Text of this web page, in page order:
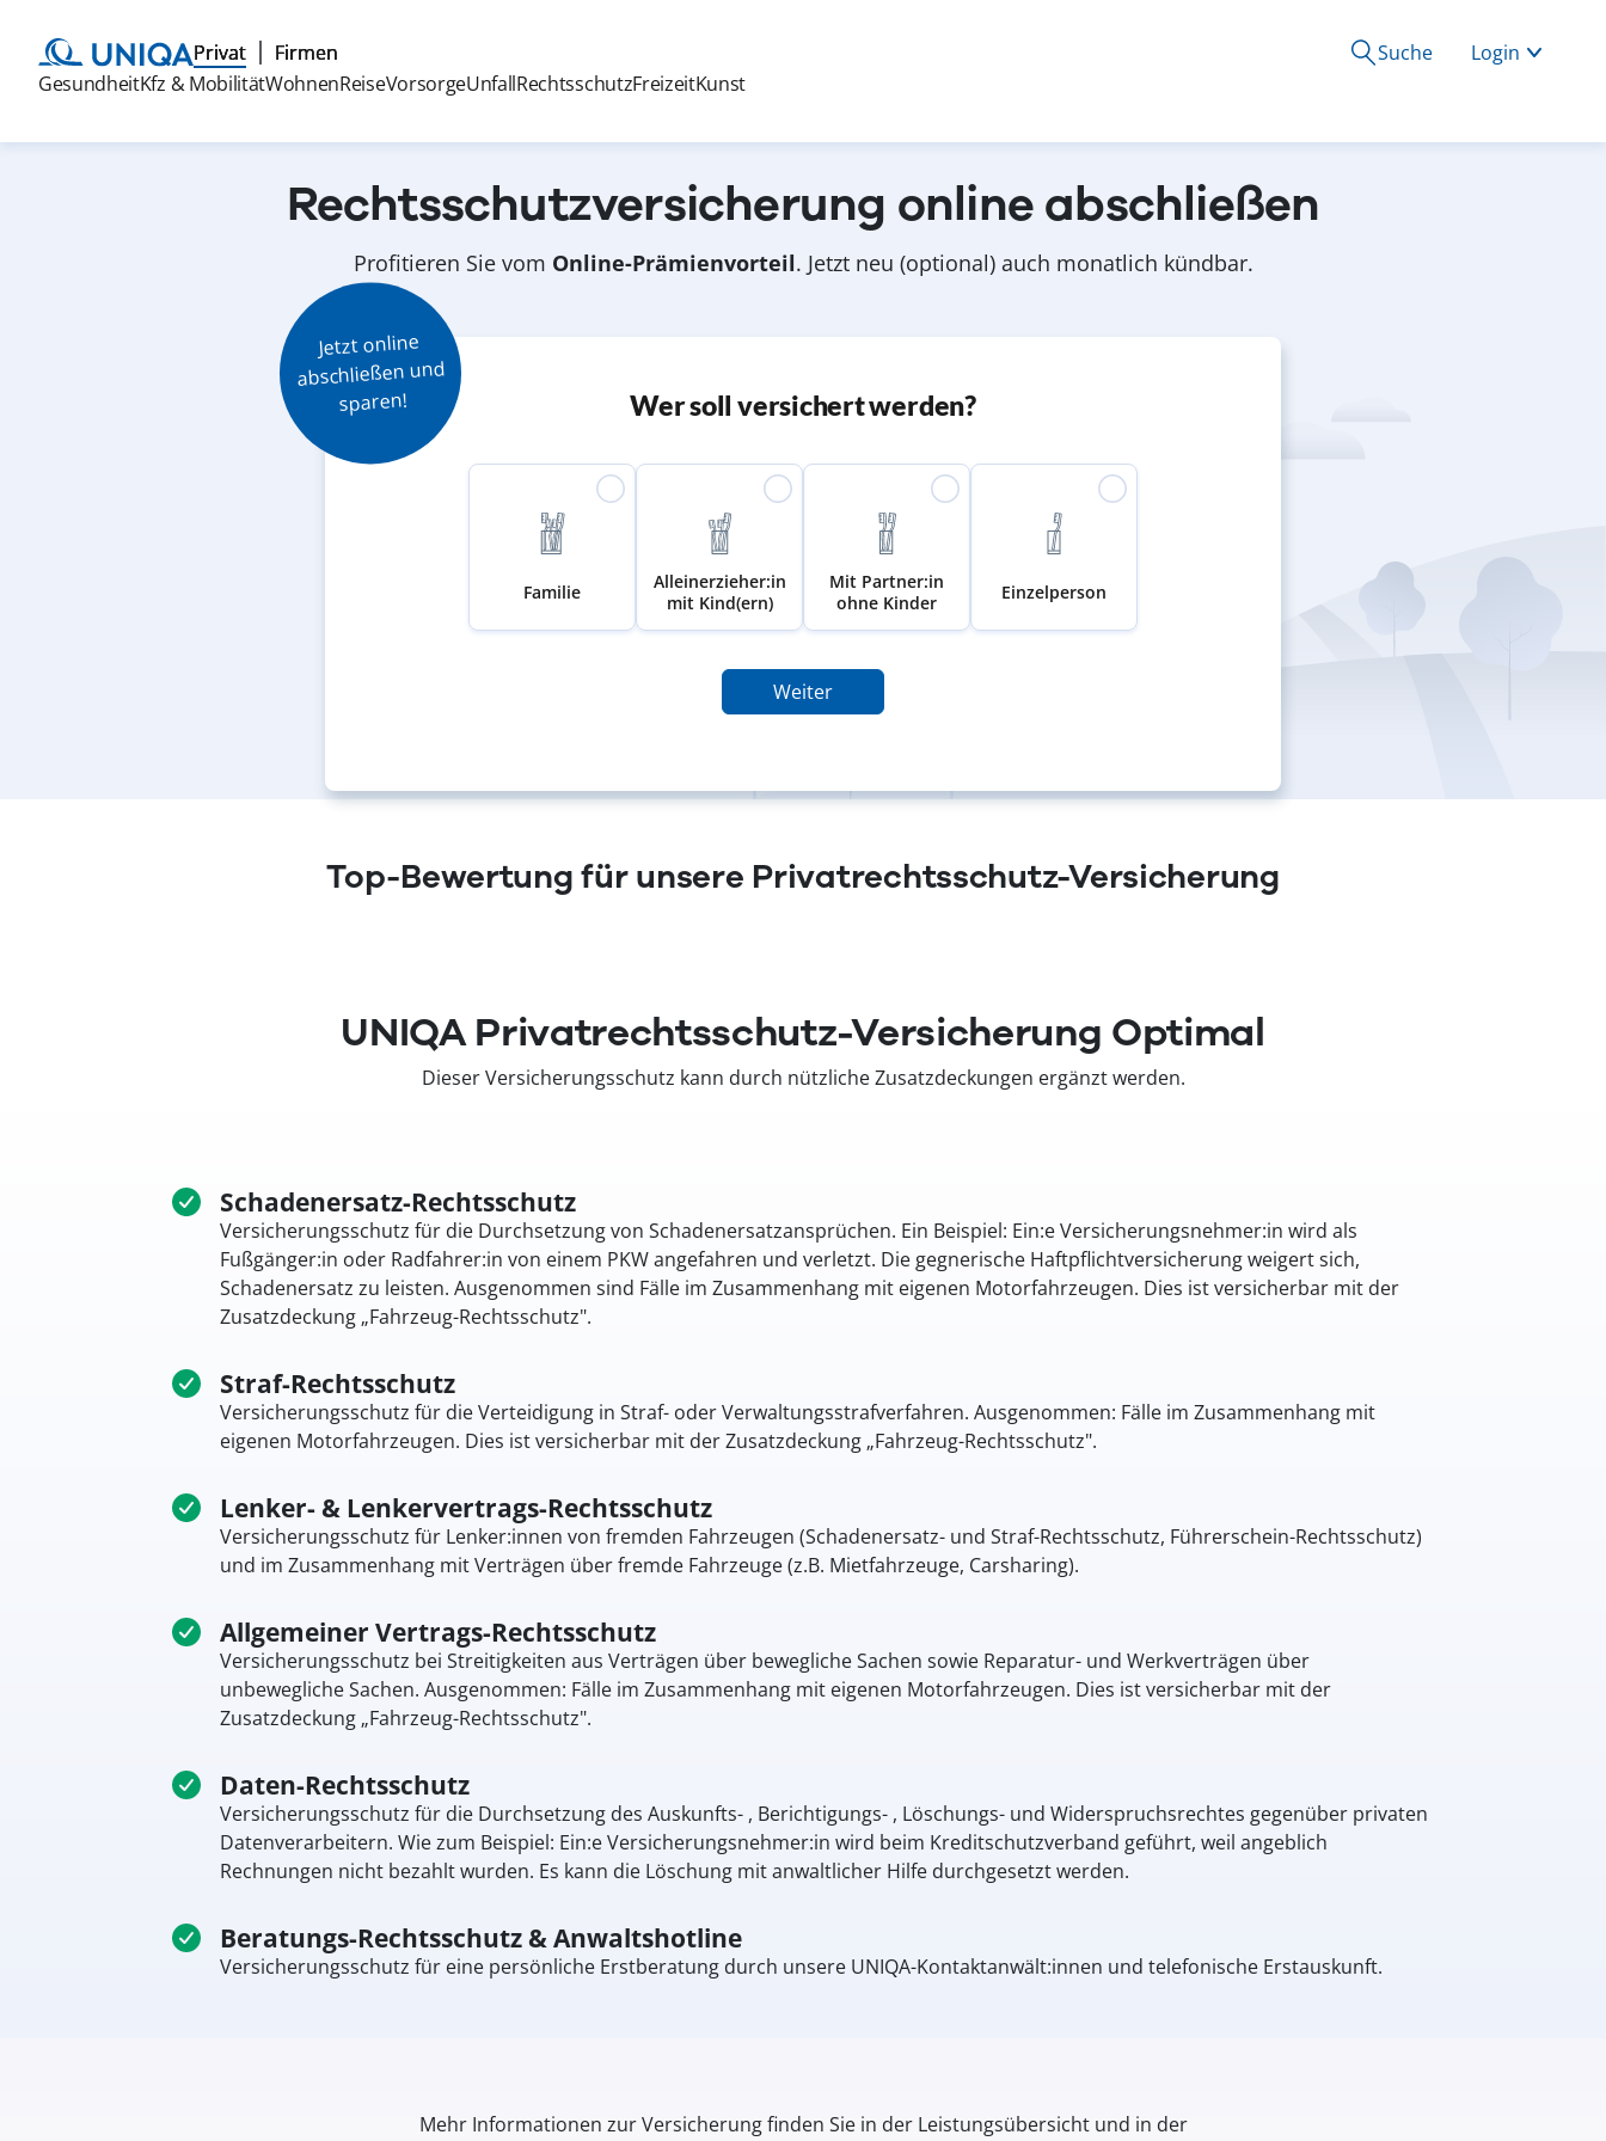
Privat Firmen Suche
Login
GesundheitKfz & MobilitätWohnenReiseVorsorgeUnfallRechtsschutzFreizeitKunst
Rechtsschutzversicherung online abschließen
Profitieren Sie vom Online-Prämienvorteil. Jetzt neu (optional) auch monatlich kündbar.
Jetzt online
abschließen und
sparen! Wer soll versichert werden?
Familie
Alleinerzieher:in
mit Kind(ern)
Mit Partner:in
ohne Kinder
Einzelperson
Weiter
Top-Bewertung für unsere Privatrechtsschutz-Versicherung
UNIQA Privatrechtsschutz-Versicherung Optimal
Dieser Versicherungsschutz kann durch nützliche Zusatzdeckungen ergänzt werden.
Schadenersatz-Rechtsschutz
Versicherungsschutz für die Durchsetzung von Schadenersatzansprüchen. Ein Beispiel: ­Ein:e Versicherungsnehmer:in wird als
Fußgänger:in oder Radfahrer:in von einem PKW angefahren und verletzt. Die gegnerische Haftpflichtversicherung weigert sich,
Schadenersatz zu leisten. Ausgenommen sind Fälle im Zusammenhang mit eigenen Motorfahrzeugen. Dies ist versicherbar mit der
Zusatzdeckung „Fahrzeug-Rechtsschutz".
Straf-Rechtsschutz
Versicherungsschutz für die Verteidigung in Straf- oder Verwaltungsstrafverfahren. Ausgenommen: Fälle im Zusammenhang mit
eigenen Motorfahrzeugen. Dies ist versicherbar mit der Zusatzdeckung „Fahrzeug-Rechtsschutz".
Lenker- & Lenkervertrags-Rechtsschutz
Versicherungsschutz für Lenker:innen von fremden Fahrzeugen (Schadenersatz- und Straf-Rechtsschutz, Führerschein-Rechtsschutz)
und im Zusammenhang mit Verträgen über fremde Fahrzeuge (z.B. Mietfahrzeuge, Carsharing).
Allgemeiner Vertrags-Rechtsschutz
Versicherungsschutz bei Streitigkeiten aus Verträgen über bewegliche Sachen sowie Reparatur- und Werkverträgen über
unbewegliche Sachen. Ausgenommen: Fälle im Zusammenhang mit eigenen Motorfahrzeugen. Dies ist versicherbar mit der
Zusatzdeckung „Fahrzeug-Rechtsschutz".
Daten-Rechtsschutz
Versicherungsschutz für die Durchsetzung des Auskunfts- , Berichtigungs- , Löschungs- und Widerspruchsrechtes gegenüber privaten
Datenverarbeitern. Wie zum Beispiel: Ein:e Versicherungsnehmer:in wird beim Kreditschutzverband geführt, weil angeblich
Rechnungen nicht bezahlt wurden. Es kann die Löschung mit anwaltlicher Hilfe durchgesetzt werden.
Beratungs-Rechtsschutz & Anwaltshotline
Versicherungsschutz für eine persönliche Erstberatung durch unsere UNIQA-Kontaktanwält:innen und telefonische Erstauskunft.
Mehr Informationen zur Versicherung finden Sie in der Leistungsübersicht und in der